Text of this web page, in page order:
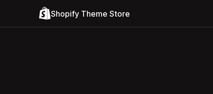
Shopify Theme Store